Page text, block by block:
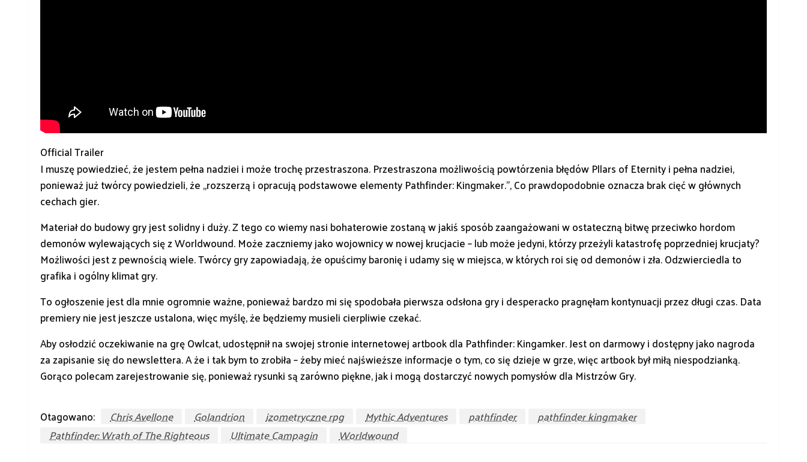
Official Trailer
I muszę powiedzieć, że jestem pełna nadziei i może trochę przestraszona. Przestraszona możliwością powtórzenia błędów Pllars of Eternity i pełna nadziei,
ponieważ już twórcy powiedzieli, że „rozszerzą i opracują podstawowe elementy Pathfinder: Kingmaker.”, Co prawdopodobnie oznacza brak cięć w głównych
cechach gier.
Materiał do budowy gry jest solidny i duży. Z tego co wiemy nasi bohaterowie zostaną w jakiś sposób zaangażowani w ostateczną bitwę przeciwko hordom
demonów wylewających się z Worldwound. Może zaczniemy jako wojownicy w nowej krucjacie – lub może jedyni, którzy przeżyli katastrofę poprzedniej krucjaty?
Możliwości jest z pewnością wiele. Twórcy gry zapowiadają, że opuścimy baronię i udamy się w miejsca, w których roi się od demonów i zła. Odzwierciedla to
grafika i ogólny klimat gry.
To ogłoszenie jest dla mnie ogromnie ważne, ponieważ bardzo mi się spodobała pierwsza odsłona gry i desperacko pragnęłam kontynuacji przez długi czas. Data
premiery nie jest jeszcze ustalona, więc myślę, że będziemy musieli cierpliwie czekać.
Aby osłodzić oczekiwanie na grę Owlcat, udostępnił na swojej stronie internetowej artbook dla Pathfinder: Kingamker. Jest on darmowy i dostępny jako nagroda
za zapisanie się do newslettera. A że i tak bym to zrobiła – żeby mieć najświeższe informacje o tym, co się dzieje w grze, więc artbook był miłą niespodzianką.
Gorąco polecam zarejestrowanie się, ponieważ rysunki są zarówno piękne, jak i mogą dostarczyć nowych pomysłów dla Mistrzów Gry.
Otagowano: Chris Avellone Golandrion izometryczne rpg Mythic Adventures pathfinder
pathfinder kingmaker
Pathfinder: Wrath of The Righteous
Ultimate Campagin Worldwound